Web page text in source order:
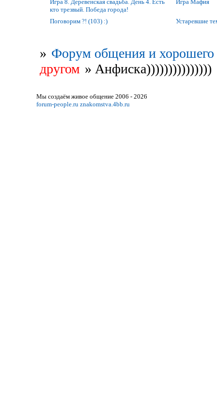
Игра 8. Деревенская свадьба. День 4. Есть
кто трезвый. Победа города!
Игра Мафия
Поговорим ?! (103) :) Устаревшие
» Форум общения и хорошего
другом » Анфиска)))))))))))))))
Мы создаём живое общение 2006 - 2026
forum-people.ru znakomstva.4bb.ru